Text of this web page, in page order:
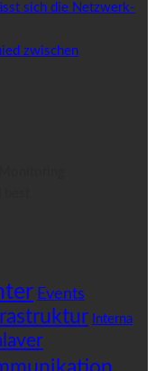
sich die Netzwerk-
zwischen
Events
Interna